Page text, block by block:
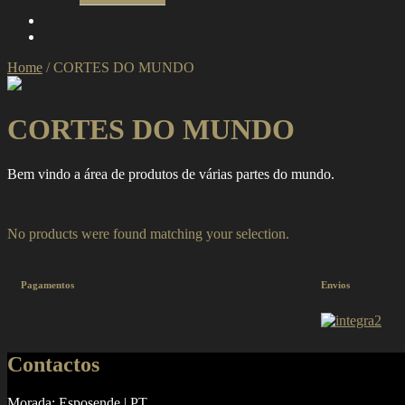
Home /CORTES DO MUNDO
CORTES DO MUNDO
Bem vindo a área de produtos de várias partes do mundo.
No products were found matching your selection.
Pagamentos Envios
Contactos